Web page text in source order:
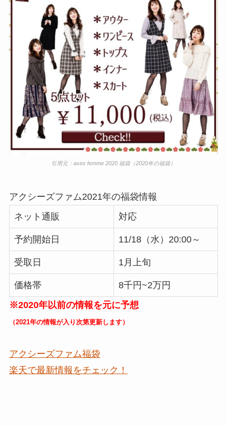
引用元： axes femme 2020 福袋 （2020年の福袋）
アクシーズファム2021年の福袋情報
ネット通販
対応
予約開始日 11/18（水）20:00～
受取日 1月上旬
価格帯
8千円~2万円
※2020年以前の情報を元に予想
（2021年の情報が入り次第更新します）
アクシーズファム福袋
楽天で最新情報をチェック！